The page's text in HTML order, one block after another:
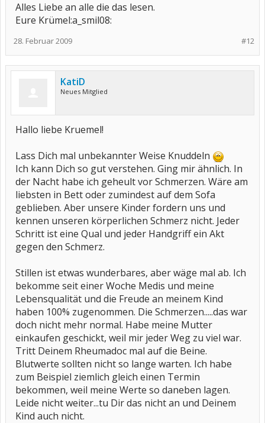
Alles Liebe an alle die das lesen.
Eure Krümel:a_smil08:
#12
28. Februar 2009
KatiD
Neues Mitglied
Hallo liebe Kruemel!
Lass Dich mal unbekannter Weise Knuddeln
Ich kann Dich so gut verstehen. Ging mir ähnlich. In
der Nacht habe ich geheult vor Schmerzen. Wäre am
liebsten in Bett oder zumindest auf dem Sofa
geblieben. Aber unsere Kinder fordern uns und
kennen unseren körperlichen Schmerz nicht. Jeder
Schritt ist eine Qual und jeder Handgriff ein Akt
gegen den Schmerz.
Stillen ist etwas wunderbares, aber wäge mal ab. Ich
bekomme seit einer Woche Medis und meine
Lebensqualität und die Freude an meinem Kind
haben 100% zugenommen. Die Schmerzen.....das war
doch nicht mehr normal. Habe meine Mutter
einkaufen geschickt, weil mir jeder Weg zu viel war.
Tritt Deinem Rheumadoc mal auf die Beine.
Blutwerte sollten nicht so lange warten. Ich habe
zum Beispiel ziemlich gleich einen Termin
bekommen, weil meine Werte so daneben lagen.
Leide nicht weiter...tu Dir das nicht an und Deinem
Kind auch nicht.